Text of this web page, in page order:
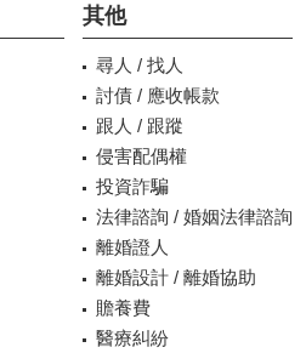
其他
尋人 / 找人
討債 / 應收帳款
跟人 / 跟蹤
侵害配偶權
投資詐騙
法律諮詢 / 婚姻法律諮詢
離婚證人
離婚設計 / 離婚協助
贍養費
醫療糾紛